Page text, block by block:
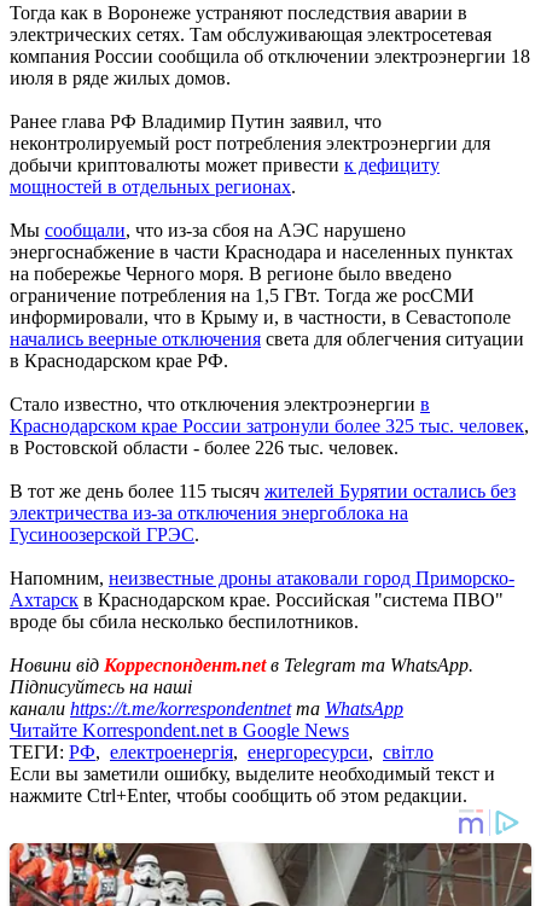
Тогда как в Воронеже устраняют последствия аварии в
электрических сетях. Там обслуживающая электросетевая
компания России сообщила об отключении электроэнергии 18
июля в ряде жилых домов.
Ранее глава РФ Владимир Путин заявил, что
неконтролируемый рост потребления электроэнергии для
добычи криптовалюты может привести к дефициту
мощностей в отдельных регионах.
Мы сообщали, что из-за сбоя на АЭС нарушено
энергоснабжение в части Краснодара и населенных пунктах
на побережье Черного моря. В регионе было введено
ограничение потребления на 1,5 ГВт. Тогда же росСМИ
информировали, что в Крыму и, в частности, в Севастополе
начались веерные отключения света для облегчения ситуации
в Краснодарском крае РФ.
Стало известно, что отключения электроэнергии в
Краснодарском крае России затронули более 325 тыс. человек,
в Ростовской области - более 226 тыс. человек.
В тот же день более 115 тысяч жителей Бурятии остались без
электричества из-за отключения энергоблока на
Гусиноозерской ГРЭС.
Напомним, неизвестные дроны атаковали город Приморско-
Ахтарск в Краснодарском крае. Российская "система ПВО"
вроде бы сбила несколько беспилотников.
Новини від Корреспондент.netв Telegram та WhatsApp.
Підписуйтесь на наші
канали https://t.me/korrespondentnetта WhatsApp
Читайте Korrespondent.net в Google News
ТЕГИ: РФ, електроенергія, енергоресурси, світло
Если вы заметили ошибку, выделите необходимый текст и
нажмите Ctrl+Enter, чтобы сообщить об этом редакции.